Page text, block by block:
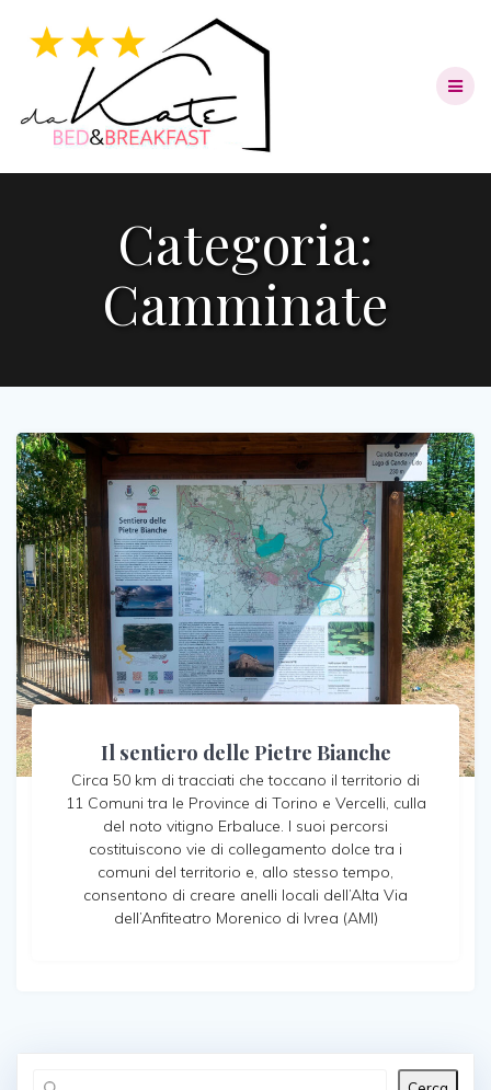
to
content
Categoria:
Camminate
Il sentiero delle Pietre Bianche
Circa 50 km di tracciati che toccano il territorio di
11 Comuni tra le Province di Torino e Vercelli, culla
del noto vitigno Erbaluce. I suoi percorsi
costituiscono vie di collegamento dolce tra i
comuni del territorio e, allo stesso tempo,
consentono di creare anelli locali dell’Alta Via
dell’Anfiteatro Morenico di Ivrea (AMI)